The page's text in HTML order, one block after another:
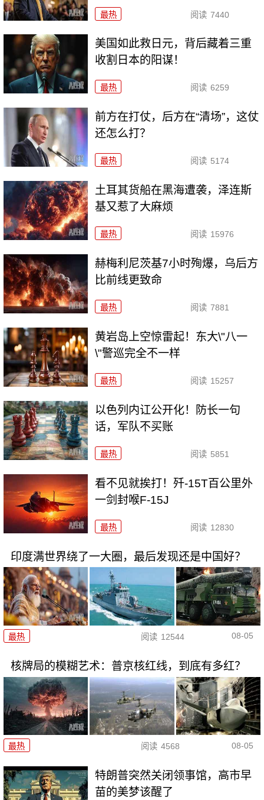
最热 阅读 7440
美国如此救日元，背后藏着三重
收割日本的阳谋！
最热 阅读 6259
前方在打仗，后方在“清场”，这仗
还怎么打？
最热 阅读 5174
土耳其货船在黑海遭袭，泽连斯
基又惹了大麻烦
最热 阅读 15976
赫梅利尼茨基7小时殉爆，乌后方
比前线更致命
最热 阅读 7881
黄岩岛上空惊雷起！东大\"八一
\"警巡完全不一样
最热 阅读 15257
以色列内讧公开化！防长一句
话，军队不买账
最热 阅读 5851
看不见就挨打！歼-15T百公里外
一剑封喉F-15J
最热 阅读 12830
印度满世界绕了一大圈，最后发现还是中国好？
最热 阅读 12544 08-05
核牌局的模糊艺术：普京核红线，到底有多红？
最热 阅读 4568 08-05
特朗普突然关闭领事馆，高市早
苗的美梦该醒了